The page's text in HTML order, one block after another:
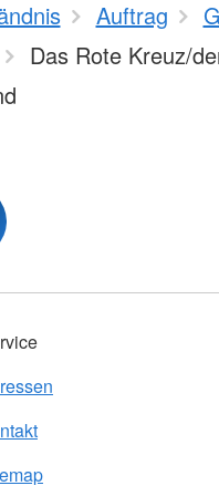
Auftrag
Das Rote Kreuz/